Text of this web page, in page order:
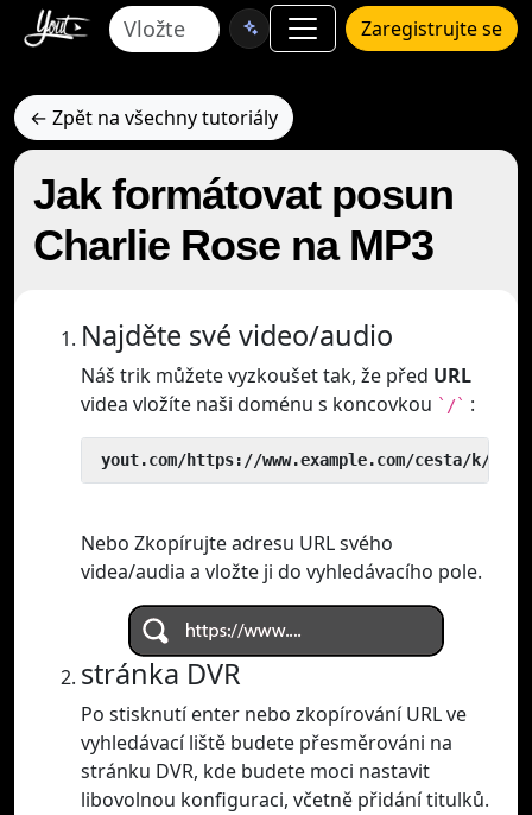
Zaregistrujte se
← Zpět na všechny tutoriály
Jak formátovat posun
Charlie Rose na MP3
Najděte své video/audio
Náš trik můžete vyzkoušet tak, že před URL
videa vložíte naši doménu s koncovkou `/` :
yout.com/https://www.example.com/cesta/k/
Nebo Zkopírujte adresu URL svého
videa/audia a vložte ji do vyhledávacího pole.
stránka DVR
Po stisknutí enter nebo zkopírování URL ve
vyhledávací liště budete přesměrováni na
stránku DVR, kde budete moci nastavit
libovolnou konfiguraci, včetně přidání titulků.